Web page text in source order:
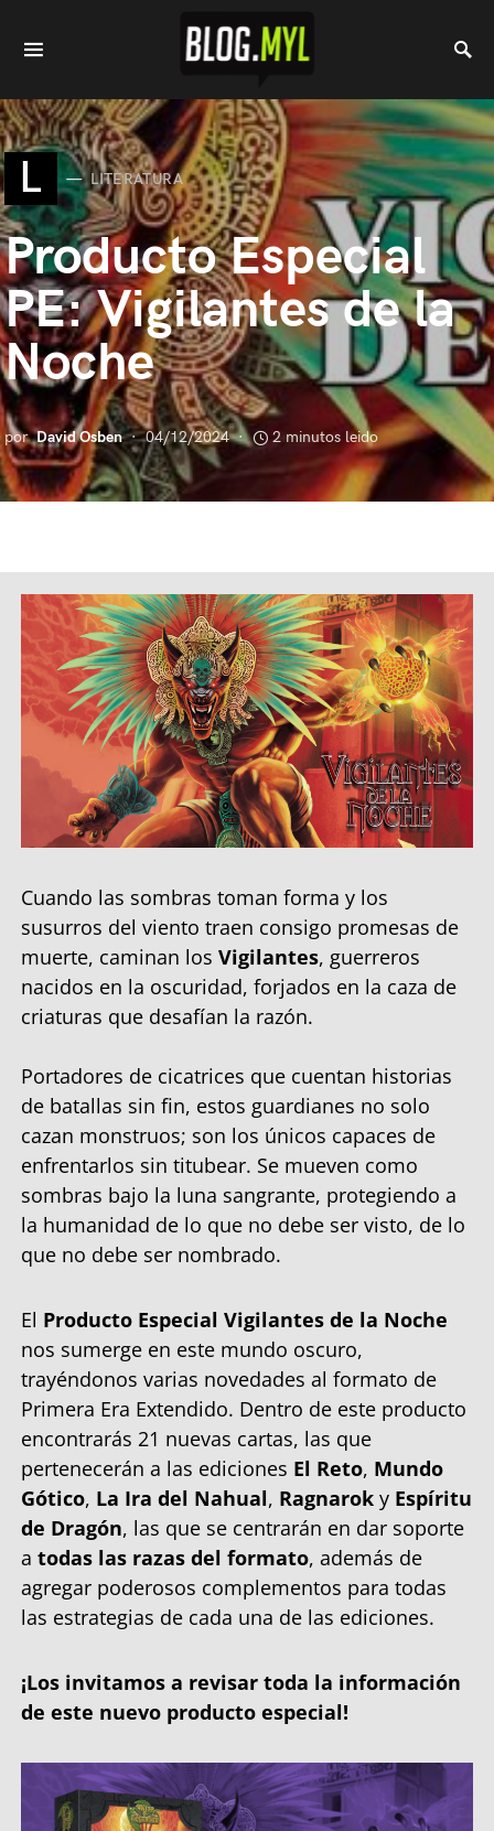
L LITERATURA
Producto Especial
PE: Vigilantes de la
Noche
por David Osben 04/12/2024 2 minutos leido
Cuando las sombras toman forma y los
susurros del viento traen consigo promesas de
muerte, caminan los Vigilantes, guerreros
nacidos en la oscuridad, forjados en la caza de
criaturas que desafían la razón.
Portadores de cicatrices que cuentan historias
de batallas sin fin, estos guardianes no solo
cazan monstruos; son los únicos capaces de
enfrentarlos sin titubear. Se mueven como
sombras bajo la luna sangrante, protegiendo a
la humanidad de lo que no debe ser visto, de lo
que no debe ser nombrado.
El Producto Especial Vigilantes de la Noche
nos sumerge en este mundo oscuro,
trayéndonos varias novedades al formato de
Primera Era Extendido. Dentro de este producto
encontrarás 21 nuevas cartas, las que
pertenecerán a las ediciones El Reto, Mundo
Gótico, La Ira del Nahual, Ragnarok y Espíritu
de Dragón, las que se centrarán en dar soporte
a todas las razas del formato, además de
agregar poderosos complementos para todas
las estrategias de cada una de las ediciones.
¡Los invitamos a revisar toda la información
de este nuevo producto especial!